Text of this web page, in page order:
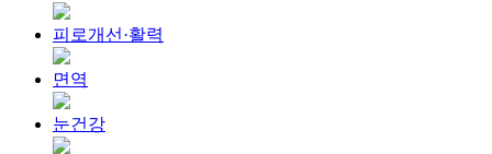
피로개선·활력
면역
눈건강